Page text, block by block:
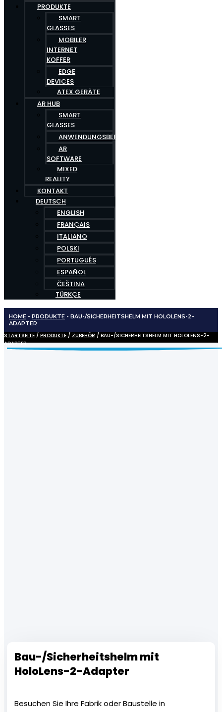
PRODUKTE
SMART
GLASSES
MOBILER
INTERNET
KOFFER
EDGE
DEVICES
ATEX GERÄTE
AR HUB
SMART
GLASSES
ANWENDUNGSBEREICHE
AR
SOFTWARE
MIXED
REALITY
KONTAKT
DEUTSCH
ENGLISH
FRANÇAIS
ITALIANO
POLSKI
PORTUGUÊS
ESPAÑOL
ČEŠTINA
TÜRKÇE
HOME - PRODUKTE - BAU-/SICHERHEITSHELM MIT HOLOLENS-2-
ADAPTER
STARTSEITE / PRODUKTE / ZUBEHÖR / BAU-/SICHERHEITSHELM MIT HOLOLENS-2-
ADAPTER
Bau-/Sicherheitshelm mit
HoloLens-2-Adapter
Besuchen Sie Ihre Fabrik oder Baustelle in